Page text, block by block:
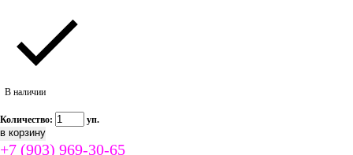
В наличии
Количество: уп.
+7 (903) 969-30-65